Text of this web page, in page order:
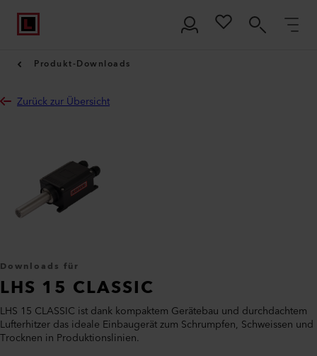
Produkt-Downloads
Zurück zur Übersicht
Downloads für
LHS 15 CLASSIC
LHS 15 CLASSIC ist dank kompaktem Gerätebau und durchdachtem
Lufterhitzer das ideale Einbaugerät zum Schrumpfen, Schweissen und
Trocknen in Produktionslinien.